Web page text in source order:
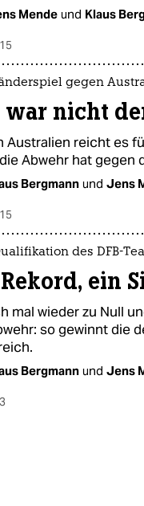
Mende und Klaus
gegen
war nicht
Australien reicht es
Abwehr hat gegen
Bergmann und Jens
des DFB-
ein
mal wieder zu Null
so gewinnt die
Bergmann und Jens